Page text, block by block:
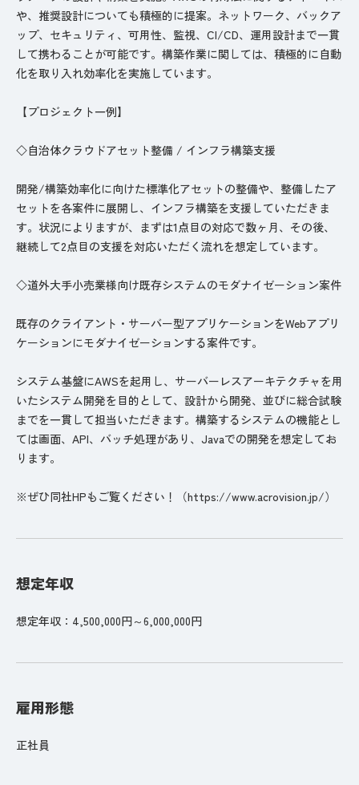
や、推奨設計についても積極的に提案。ネットワーク、バックア
ップ、セキュリティ、可用性、監視、CI/CD、運用設計まで一貫
して携わることが可能です。構築作業に関しては、積極的に自動
化を取り入れ効率化を実施しています。
【プロジェクト一例】
◇自治体クラウドアセット整備 / インフラ構築支援
開発/構築効率化に向けた標準化アセットの整備や、整備したア
セットを各案件に展開し、インフラ構築を支援していただきま
す。状況によりますが、まずは1点目の対応で数ヶ月、その後、
継続して2点目の支援を対応いただく流れを想定しています。
◇道外大手小売業様向け既存システムのモダナイゼーション案件
既存のクライアント・サーバー型アプリケーションをWebアプリ
ケーションにモダナイゼーションする案件です。
システム基盤にAWSを起用し、サーバーレスアーキテクチャを用
いたシステム開発を目的として、設計から開発、並びに総合試験
までを一貫して担当いただきます。構築するシステムの機能とし
ては画面、API、バッチ処理があり、Javaでの開発を想定してお
ります。
※ぜひ同社HPもご覧ください！（https://www.acrovision.jp/）
想定年収
想定年収：4,500,000円～6,000,000円
雇用形態
正社員